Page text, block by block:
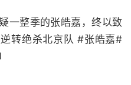
一整季的张皓嘉，终以致
转绝杀北京队 #张皓嘉#